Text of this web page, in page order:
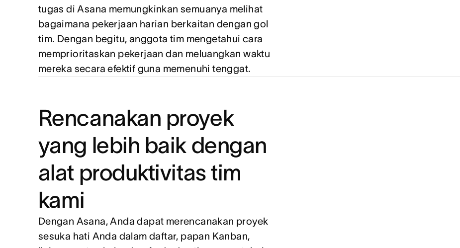
tugas di Asana memungkinkan semuanya melihat
bagaimana pekerjaan harian berkaitan dengan gol
tim. Dengan begitu, anggota tim mengetahui cara
memprioritaskan pekerjaan dan meluangkan waktu
mereka secara efektif guna memenuhi tenggat.
Rencanakan proyek
yang lebih baik dengan
alat produktivitas tim
kami
Dengan Asana, Anda dapat merencanakan proyek
sesuka hati Anda dalam daftar, papan Kanban,